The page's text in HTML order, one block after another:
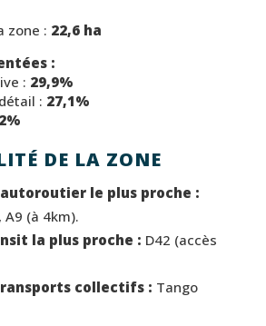
zone : 22,6 ha
:
: 29,9%
: 27,1%
DE LA ZONE
le plus proche :
A9 (à 4km).
la plus proche : D42 (accès
collectifs : Tango